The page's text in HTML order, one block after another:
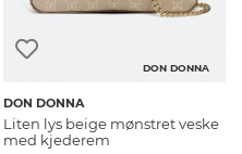
DON DONNA
DON DONNA
Liten lys beige mønstret veske
med kjederem